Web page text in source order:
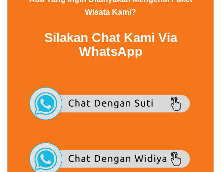
Wisata Kami?
Silakan Chat Kami Via
WhatsApp